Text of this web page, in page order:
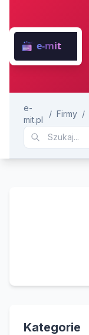
e-
mit.pl
/ Firmy /
Kategorie